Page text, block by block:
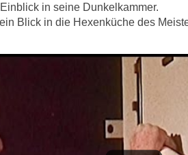
in seine Dunkelkammer.
Blick in die Hexenküche des